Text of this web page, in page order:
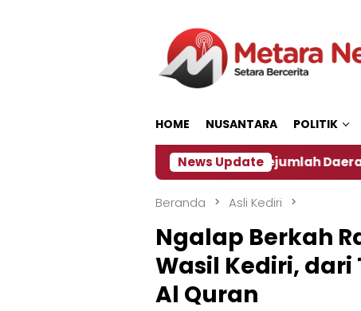
HOME NUSANTARA POLITIK
News Update
Dampak El Nino, Sejumlah Daerah di Jember
Beranda Asli Kediri
Ngalap Berkah
Wasil Kediri,
Al Quran